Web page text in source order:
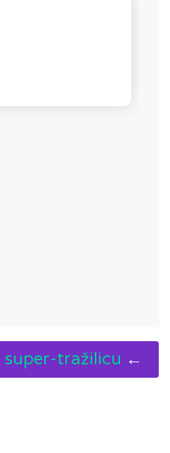
super-tražilicu ←